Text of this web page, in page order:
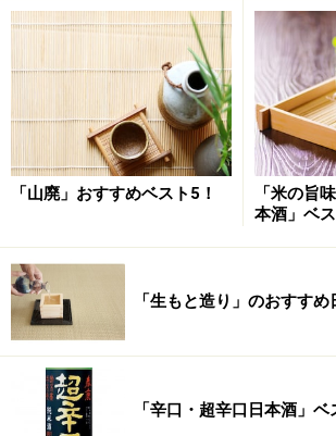
「山廃」おすすめベスト5！
「米の旨
本酒」ベ
「生もと造り」のおすすめ
「辛口・超辛口日本酒」ベ